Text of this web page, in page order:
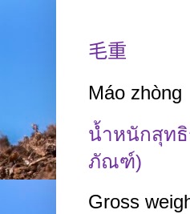
毛重
Máo zhòng
น้ำหนักสุท
ภัณฑ์)
Gross